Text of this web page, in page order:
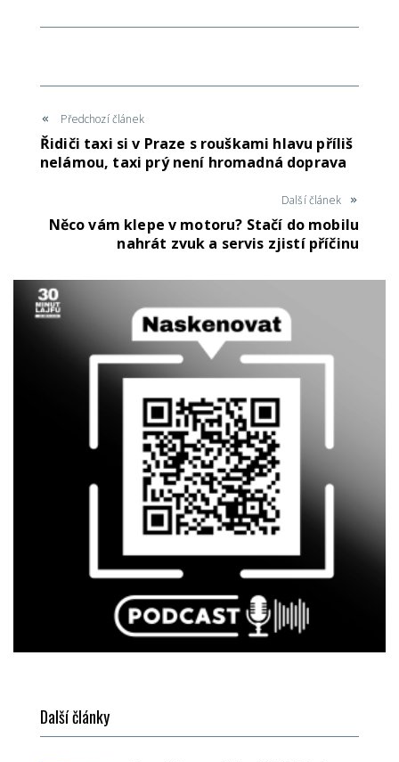
Předchozí článek
Řidiči taxi si v Praze s rouškami hlavu příliš
nelámou, taxi prý není hromadná doprava
Další článek
Něco vám klepe v motoru? Stačí do mobilu
nahrát zvuk a servis zjistí příčinu
Další články